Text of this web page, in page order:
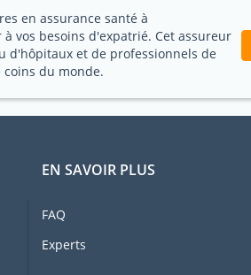
en assurance santé à
vos besoins d'expatrié. Cet assureur
d'hôpitaux et de professionnels de
du monde.
EN SAVOIR PLUS
FAQ
Experts